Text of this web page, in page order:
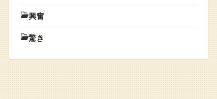
興奮
驚き